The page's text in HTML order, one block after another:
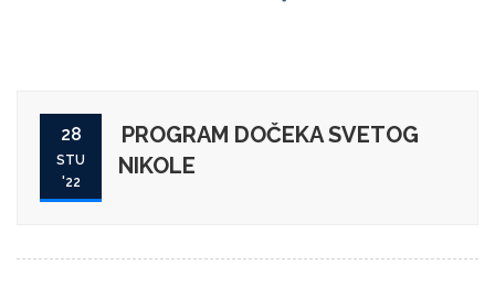
28
STU
'22
PROGRAM DOČEKA SVETOG
NIKOLE